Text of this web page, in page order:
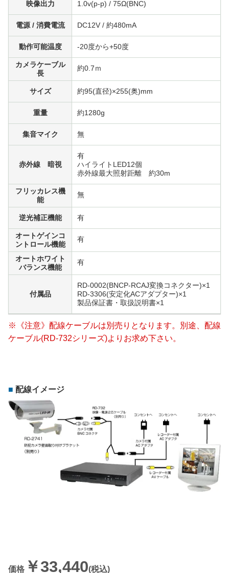
映像出力 1.0v(p-p) / 75Ω(BNC)
電源 / 消費電流 DC12V / 約480mA
動作可能温度 -20度から+50度
カメラケーブル
長
約0.7ｍ
サイズ 約95(直径)×255(奥)mm
重量 約1280g
集音マイク 無
赤外線 暗視
有
ハイライトLED12個
赤外線最大照射距離 約30m
フリッカレス機
能
無
逆光補正機能 有
オートゲインコ
ントロール機能
有
オートホワイト
バランス機能
有
付属品
RD-0002(BNCP-RCAJ変換コネクター)×1
RD-3306(安定化ACアダプター)×1
製品保証書・取扱説明書×1
※《注意》配線ケーブルは別売りとなります。別途、配線
ケーブル(RD-732シリーズ)よりお求め下さい。
配線イメージ
価格 ￥33,440(税込)